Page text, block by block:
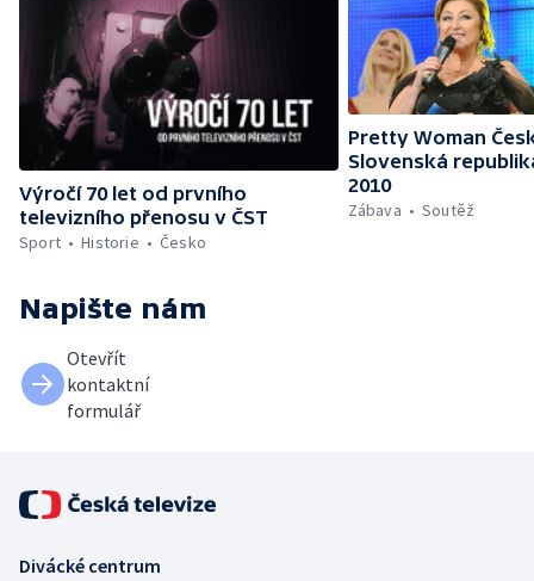
Výročí 70 let od prvního
televizního přenosu v ČST
Sport
Historie Česko
Pretty Woman
Slovenská
2010
Zábava
Soutěž
Napište nám
Otevřít
kontaktní
formulář
Divácké centrum